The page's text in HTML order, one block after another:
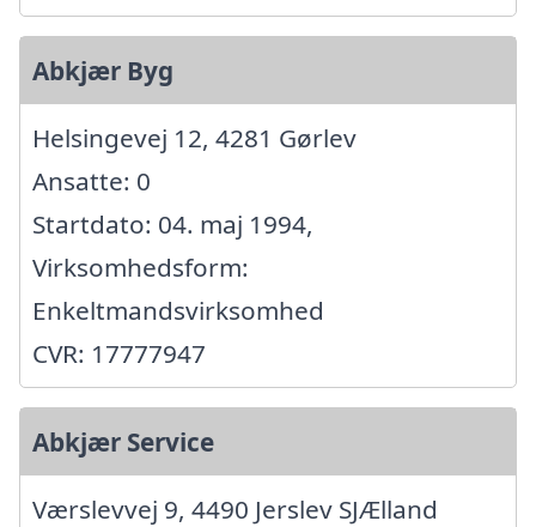
Abkjær Byg
Helsingevej 12, 4281 Gørlev
Ansatte: 0
Startdato: 04. maj 1994,
Virksomhedsform:
Enkeltmandsvirksomhed
CVR: 17777947
Abkjær Service
Værslevvej 9, 4490 Jerslev SJÆlland